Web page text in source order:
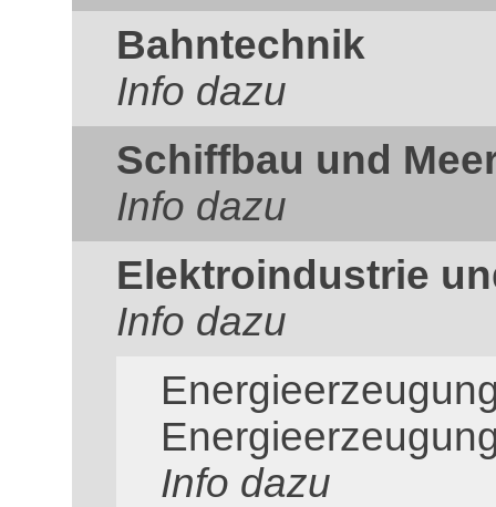
Bahntechnik
Info dazu
Schiffbau und
Info dazu
Elektroindustrie
Info dazu
Info dazu